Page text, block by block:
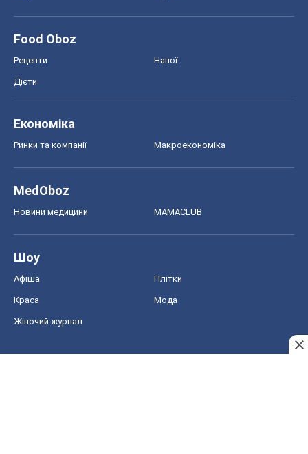
Food Oboz
Рецепти Напої
Дієти
Економіка
Ринки та компанії Макроекономіка
MedOboz
Новини медицини MAMACLUB
Шоу
Афіша Плітки
Краса Мода
Жіночий журнал